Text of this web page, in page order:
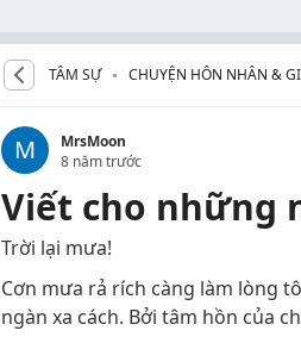
TÂM SỰ CHUYỆN HÔN NHÂN &
M
MrsMoon
8 năm trước
Viết cho những
Trời lại mưa!
Cơn mưa rả rích càng làm lòng
ngàn xa cách. Bởi tâm hồn của